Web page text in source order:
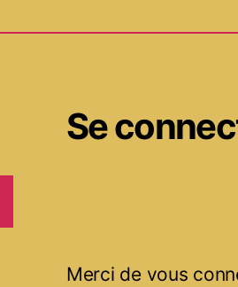
Se
Merci de vous